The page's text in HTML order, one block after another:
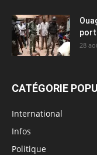
28
CATÉGORIE
International
Infos
Politique